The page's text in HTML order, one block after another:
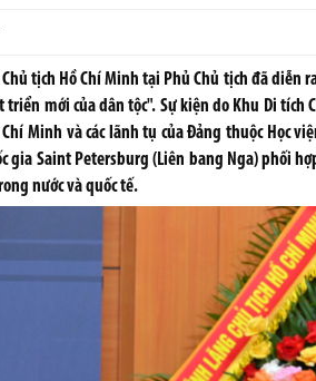
tịch Hồ Chí Minh tại Phủ Chủ tịch đã diễn
mới của dân tộc". Sự kiện do Khu Di tích
Minh và các lãnh tụ của Đảng thuộc Học
gia Saint Petersburg (Liên bang Nga) phối
nước và quốc tế.